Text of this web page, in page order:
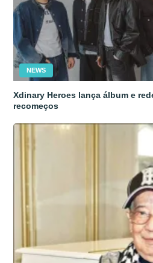
NEWS
Xdinary Heroes lança álbum e
recomeços